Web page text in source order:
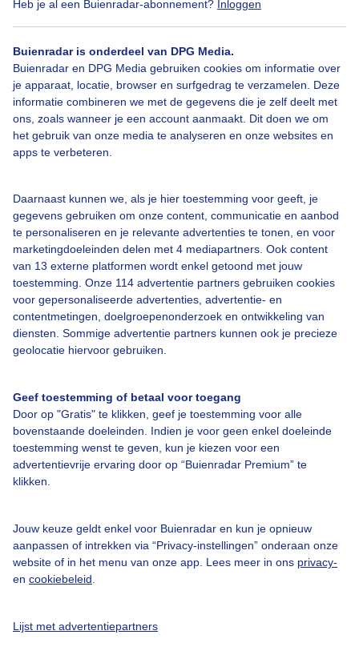
Heb je al een Buienradar-abonnement? Inloggen
Buienradar is onderdeel van DPG Media.
Buienradar en DPG Media gebruiken cookies om informatie over
je apparaat, locatie, browser en surfgedrag te verzamelen. Deze
informatie combineren we met de gegevens die je zelf deelt met
ons, zoals wanneer je een account aanmaakt. Dit doen we om
het gebruik van onze media te analyseren en onze websites en
apps te verbeteren.
Daarnaast kunnen we, als je hier toestemming voor geeft, je
gegevens gebruiken om onze content, communicatie en aanbod
te personaliseren en je relevante advertenties te tonen, en voor
marketingdoeleinden delen met 4 mediapartners. Ook content
van 13 externe platformen wordt enkel getoond met jouw
toestemming. Onze 114 advertentie partners gebruiken cookies
voor gepersonaliseerde advertenties, advertentie- en
contentmetingen, doelgroepenonderzoek en ontwikkeling van
diensten. Sommige advertentie partners kunnen ook je precieze
geolocatie hiervoor gebruiken.
Geef toestemming of betaal voor toegang
Door op "Gratis" te klikken, geef je toestemming voor alle
bovenstaande doeleinden. Indien je voor geen enkel doeleinde
toestemming wenst te geven, kun je kiezen voor een
advertentievrije ervaring door op “Buienradar Premium” te
klikken.
Jouw keuze geldt enkel voor Buienradar en kun je opnieuw
aanpassen of intrekken via “Privacy-instellingen” onderaan onze
website of in het menu van onze app. Lees meer in ons privacy-
en cookiebeleid
Lijst met advertentiepartners
Lente Zon Wolken
Bekijk slideshow
Over Buienradar
Bedrijfsgegevens
Contact
Toegankelijkheid
Gebruikersvoorwaarden
Adverteren
Privacy beleid
Cookie beleid